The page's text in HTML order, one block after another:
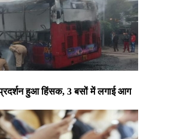
हुआ हिंसक, 3 बसों में लगाई आग